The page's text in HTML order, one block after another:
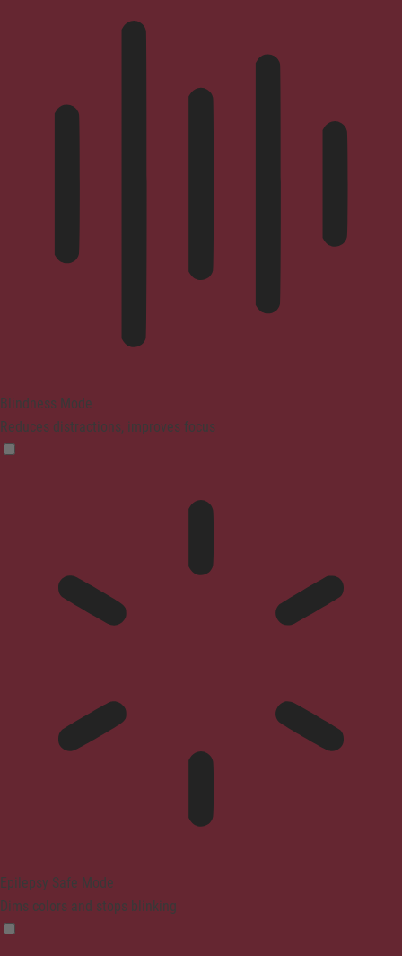
Blindness Mode
Reduces distractions, improves focus
Epilepsy Safe Mode
Dims colors and stops blinking